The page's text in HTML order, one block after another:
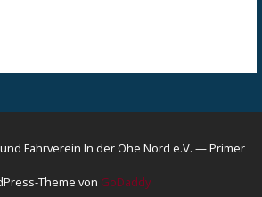
Fahrverein In der Ohe Nord e.V. — Primer
Theme von GoDaddy